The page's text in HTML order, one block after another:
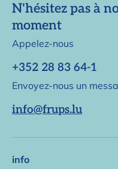
N'hésitez pas à
moment
Appelez-nous
+352 28 83 64-1
Envoyez-nous un
info@frups.lu
info